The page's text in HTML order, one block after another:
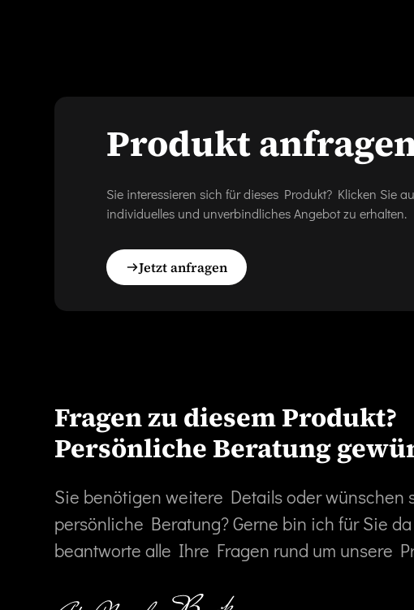
Produkt
Sie interessieren sich für dieses Produkt? Klicken Sie
individuelles und unverbindliches Angebot zu erhalten.
Jetzt anfragen
Fragen zu diesem Produkt?
Persönliche Beratung
Sie benötigen weitere Details oder wünschen
persönliche Beratung? Gerne bin ich für Sie
beantworte alle Ihre Fragen rund um unsere